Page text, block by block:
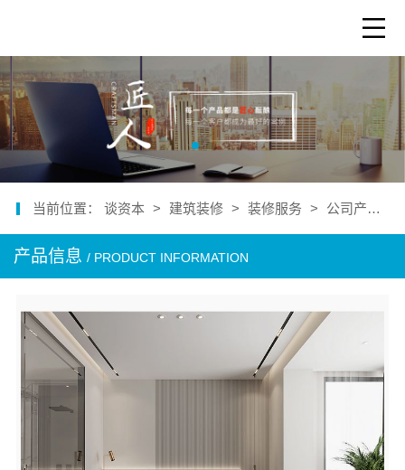
当前位置： 谈资本 > 建筑装修 > 装修服务 > 公司产品
产品信息 / PRODUCT INFORMATION